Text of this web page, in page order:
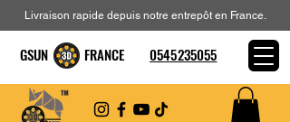
Livraison rapide depuis notre entrepôt en France.
GSUN FRANCE 0545235055